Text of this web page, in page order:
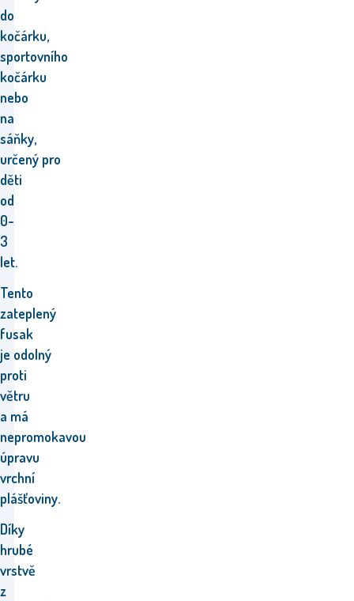
do
kočárku,
sportovního
kočárku
nebo
na
sáňky,
určený pro
děti
od
0-
3
let.
Tento
zateplený
fusak
je odolný
proti
větru
a má
nepromokavou
úpravu
vrchní
plášťoviny.
Díky
hrubé
vrstvě
z